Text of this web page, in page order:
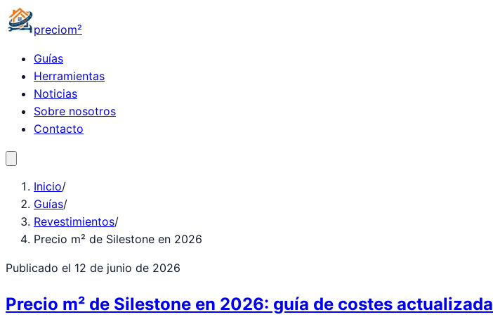
preciom²
Guías
Herramientas
Noticias
Sobre nosotros
Contacto
Inicio/
Guías/
Revestimientos/
Precio m² de Silestone en 2026
Publicado el 12 de junio de 2026
Precio m² de Silestone en 2026: guía de costes actualizada